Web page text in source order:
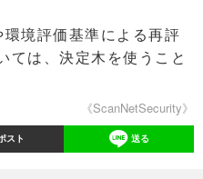
境評価基準による再評
ては、決定木を使うこと
《ScanNetSecurity》
スト 送る